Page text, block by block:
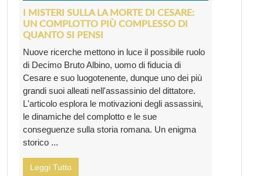
I MISTERI SULLA LA MORTE DI CESARE:
UN COMPLOTTO PIÙ COMPLESSO DI
QUANTO SI PENSI
Nuove ricerche mettono in luce il possibile ruolo
di Decimo Bruto Albino, uomo di fiducia di
Cesare e suo luogotenente, dunque uno dei più
grandi suoi alleati nell'assassinio del dittatore.
L'articolo esplora le motivazioni degli assassini,
le dinamiche del complotto e le sue
conseguenze sulla storia romana. Un enigma
storico ...
Leggi Tutto